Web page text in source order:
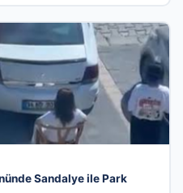
Sandalye ile Park